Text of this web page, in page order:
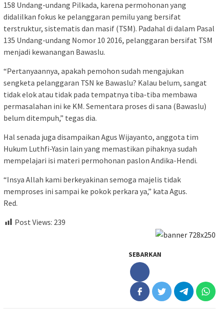
158 Undang-undang Pilkada, karena permohonan yang
didalilkan fokus ke pelanggaran pemilu yang bersifat
terstruktur, sistematis dan masif (TSM). Padahal di dalam Pasal
135 Undang-undang Nomor 10 2016, pelanggaran bersifat TSM
menjadi kewanangan Bawaslu.
“Pertanyaannya, apakah pemohon sudah mengajukan
sengketa pelanggaran TSN ke Bawaslu? Kalau belum, sangat
tidak elok atau tidak pada tempatnya tiba-tiba membawa
permasalahan ini ke KM. Sementara proses di sana (Bawaslu)
belum ditempuh,” tegas dia.
Hal senada juga disampaikan Agus Wijayanto, anggota tim
Hukum Luthfi-Yasin lain yang memastikan pihaknya sudah
mempelajari isi materi permohonan paslon Andika-Hendi.
“Insya Allah kami berkeyakinan semoga majelis tidak
memproses ini sampai ke pokok perkara ya,” kata Agus.
Red.
Post Views: 239
SEBARKAN